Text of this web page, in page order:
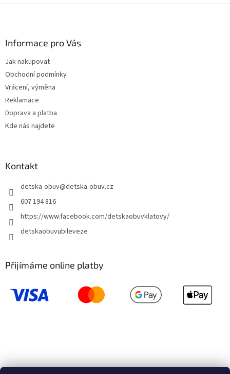
Informace pro Vás
Jak nakupovat
Obchodní podmínky
Vrácení, výměna
Reklamace
Doprava a platba
Kde nás najdete
Kontakt
detska-obuv@detska-obuv.cz
607 194 816
https://www.facebook.com/detskaobuvklatovy/
detskaobuvubileveze
Přijímáme online platby